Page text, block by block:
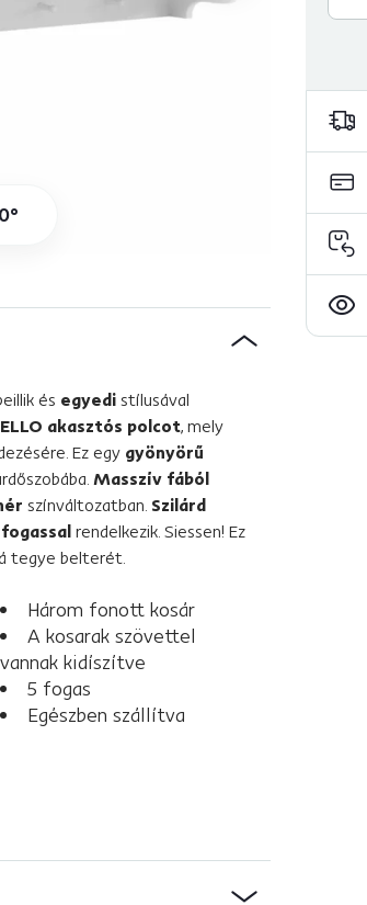
és egyedi stílusával
akasztós polcot, mely
Ez egy gyönyörű
Masszív fából
színváltozatban. Szilárd
rendelkezik. Siessen! Ez
tegye belterét.
Három fonott kosár
A kosarak szövettel
vannak kidíszítve
5 fogas
Egészben szállítva